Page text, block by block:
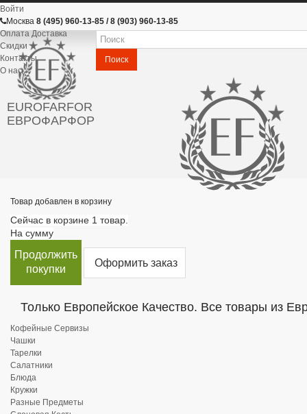
Войти
Москва 8 (495) 960-13-85 / 8 (903) 960-13-85
Оплата Доставка
Скидки
Контакты
О нас
EUROFARFOR
ЕВРОФАРФОР
Поиск
Товар добавлен в корзину
Сейчас в корзине 1 товар.
На сумму
Продолжить
покупки
Оформить заказ
Только Европейское Качество. Все товары из
Кофейные Сервизы
Чашки
Тарелки
Салатники
Блюда
Кружки
Разные Предметы